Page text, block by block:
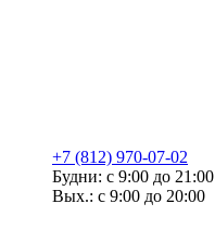
+7 (812) 970-07-02
Будни: с 9:00 до 21:00
Вых.: с 9:00 до 20:00